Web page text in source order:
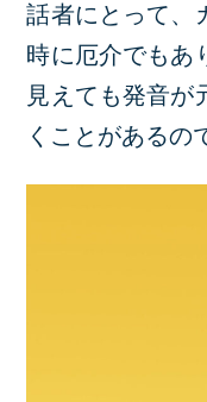
話者にとって、
時に厄介でもあ
見えても発音が
くことがあるの